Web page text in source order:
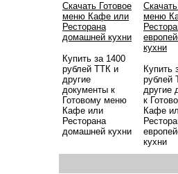
Скачать Готовое
меню Кафе или
Ресторана
домашней кухни
Купить за 1400
рублей ТТК и
другие
документы к
Готовому меню
Кафе или
Ресторана
домашней кухни
меню
кухни
Купить
рублей
другие
к
Кафе
кухни